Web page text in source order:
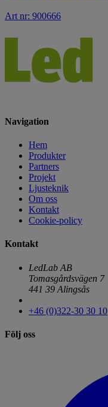
Art nr: 900666
Navigation
Hem
Produkter
Partners
Projekt
Ljusteknik
Om oss
Kontakt
Cookie-policy
Kontakt
LedLab AB
Tomasgårdsvägen 7
441 39 Alingsås
+46 (0)322-30 30 10
Följ oss